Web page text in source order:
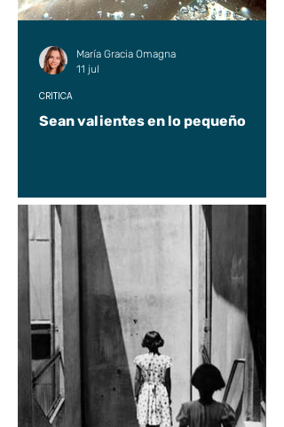
Sean valientes en lo pequeño
CRÍTICA
María Gracia Omagna
11 jul